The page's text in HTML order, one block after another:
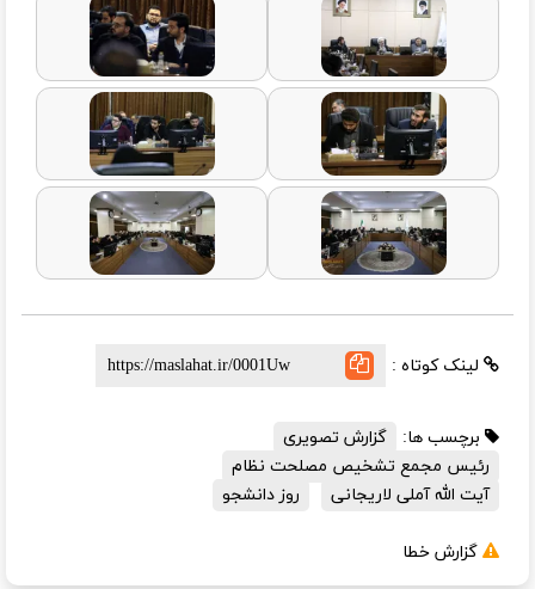
لینک کوتاه :
برچسب ها:
گزارش تصویری
رئیس مجمع تشخیص مصلحت نظام
آیت الله آملی لاریجانی
روز دانشجو
گزارش خطا